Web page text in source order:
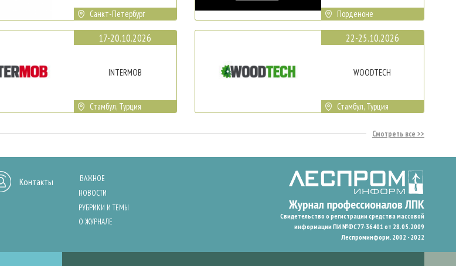
Санкт-Петербург
17-20.10.2026
INTERMOB
Стамбул, Турция
Порденоне
22-25.10.2026
WOODTECH
Стамбул, Турция
Смотреть все
Контакты
ВАЖНОЕ
НОВОСТИ
РУБРИКИ И ТЕМЫ
О ЖУРНАЛЕ
Свидетельство о регистрации средства массовой
информации ПИ №ФС77-36401 от 28.05.2009
Леспроминформ. 2002 - 2022